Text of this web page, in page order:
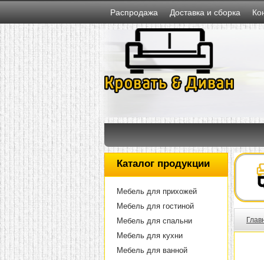
Распродажа Доставка и сборка
Каталог продукции
Мебель для прихожей
Мебель для гостиной
Мебель для спальни
Мебель для кухни
Мебель для ванной